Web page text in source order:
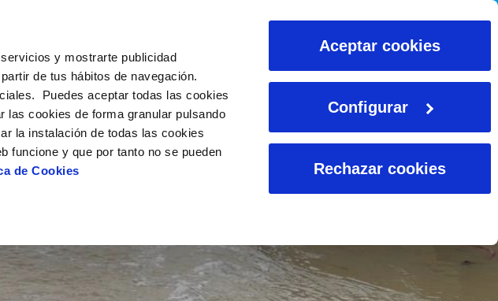
y mostrarte publicidad
de tus hábitos de navegación.
Puedes aceptar todas las cookies
las cookies de forma granular pulsando
la instalación de todas las cookies
funcione y que por tanto no se pueden
de Cookies
Aceptar cookies
Configurar
Rechazar cookies